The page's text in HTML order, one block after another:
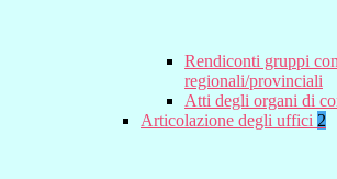
Rendiconti gruppi
regionali/provinciali
Atti degli organi di
Articolazione degli uffici 2